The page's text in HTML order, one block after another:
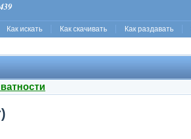
Как искать Как скачивать Как раздавать